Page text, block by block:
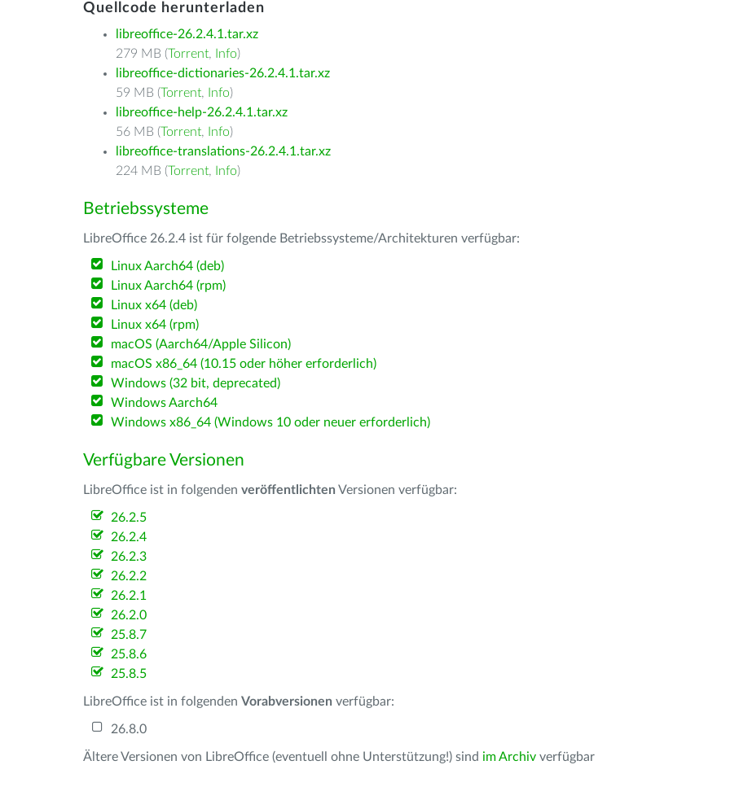
Quellcode herunterladen
libreoffice-26.2.4.1.tar.xz
279 MB (Torrent, Info)
libreoffice-dictionaries-26.2.4.1.tar.xz
59 MB (Torrent, Info)
libreoffice-help-26.2.4.1.tar.xz
56 MB (Torrent, Info)
libreoffice-translations-26.2.4.1.tar.xz
224 MB (Torrent, Info)
Betriebssysteme
LibreOffice 26.2.4 ist für folgende Betriebssysteme/Architekturen verfügbar:
Linux Aarch64 (deb)
Linux Aarch64 (rpm)
Linux x64 (deb)
Linux x64 (rpm)
macOS (Aarch64/Apple Silicon)
macOS x86_64 (10.15 oder höher erforderlich)
Windows (32 bit, deprecated)
Windows Aarch64
Windows x86_64 (Windows 10 oder neuer erforderlich)
Verfügbare Versionen
LibreOffice ist in folgenden veröffentlichten Versionen verfügbar:
26.2.5
26.2.4
26.2.3
26.2.2
26.2.1
26.2.0
25.8.7
25.8.6
25.8.5
LibreOffice ist in folgenden Vorabversionen verfügbar:
26.8.0
Ältere Versionen von LibreOffice (eventuell ohne Unterstützung!) sind im Archiv verfügbar